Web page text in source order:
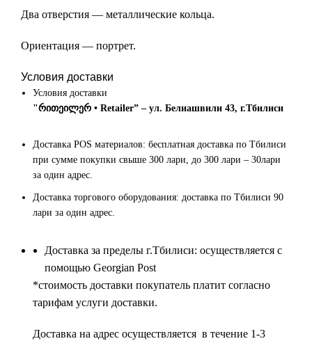
Два отверстия — металлические кольца.
Ориентация — портрет.
Условия доставки
Условия доставки
"რითეილერ • Retailer” – ул. Белиашвили 43, г.Тбилиси
Доставка POS материалов: бесплатная доставка по Тбилиси
при сумме покупки свыше 300 лари, до 300 лари – 30лари
за один адрес.
Доставка торгового оборудования: доставка по Тбилиси 90
лари за один адрес.
Доставка за пределы г.Тбилиси: осуществляется с
помощью Georgian Post
*cтоимость доставки покупатель платит согласно
тарифам услуги доставки.
Доставка на адрес осуществляется в течение 1-3